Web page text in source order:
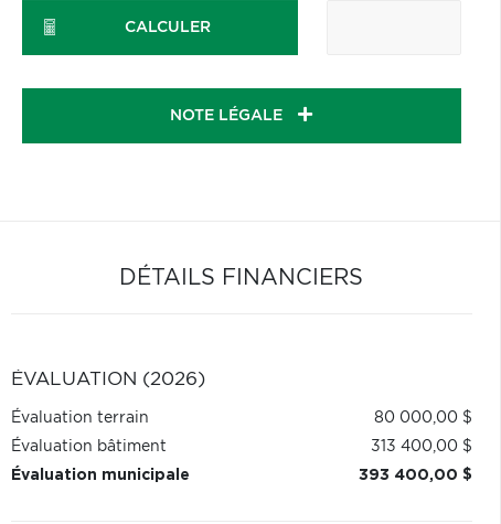
CALCULER
NOTE LÉGALE
DÉTAILS FINANCIERS
ÉVALUATION (2026)
Évaluation terrain
80 000,00 $
Évaluation bâtiment
313 400,00 $
Évaluation municipale
393 400,00 $